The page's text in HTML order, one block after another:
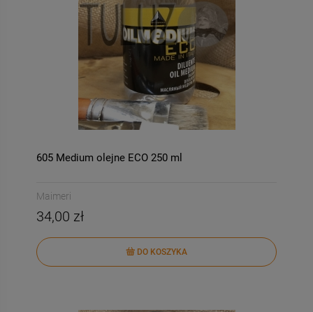
605 Medium olejne ECO 250 ml
Maimeri
34,00 zł
DO KOSZYKA